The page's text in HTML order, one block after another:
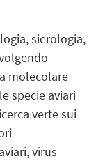
sierologia,
molecolare
specie aviari
verte sui
virus